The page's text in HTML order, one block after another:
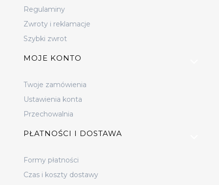
Regulaminy
Zwroty i reklamacje
Szybki zwrot
MOJE KONTO
Twoje zamówienia
Ustawienia konta
Przechowalnia
PŁATNOŚCI I DOSTAWA
Formy płatności
Czas i koszty dostawy